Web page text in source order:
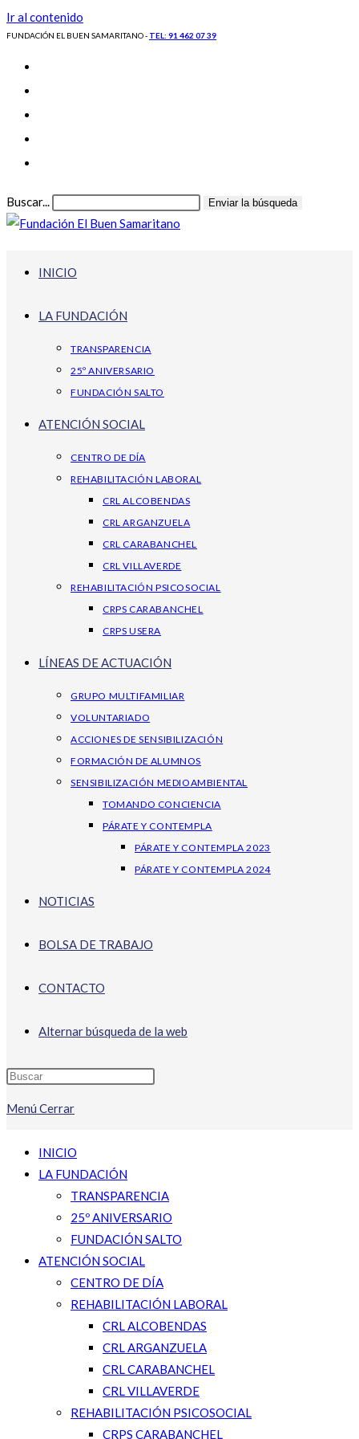
Ir al contenido
FUNDACIÓN EL BUEN SAMARITANO - TEL: 91 462 07 39
Buscar... Enviar la búsqueda
INICIO
LA FUNDACIÓN
TRANSPARENCIA
25º ANIVERSARIO
FUNDACIÓN SALTO
ATENCIÓN SOCIAL
CENTRO DE DÍA
REHABILITACIÓN LABORAL
CRL ALCOBENDAS
CRL ARGANZUELA
CRL CARABANCHEL
CRL VILLAVERDE
REHABILITACIÓN PSICOSOCIAL
CRPS CARABANCHEL
CRPS USERA
LÍNEAS DE ACTUACIÓN
GRUPO MULTIFAMILIAR
VOLUNTARIADO
ACCIONES DE SENSIBILIZACIÓN
FORMACIÓN DE ALUMNOS
SENSIBILIZACIÓN MEDIOAMBIENTAL
TOMANDO CONCIENCIA
PÁRATE Y CONTEMPLA
PÁRATE Y CONTEMPLA 2023
PÁRATE Y CONTEMPLA 2024
NOTICIAS
BOLSA DE TRABAJO
CONTACTO
Alternar búsqueda de la web
Menú Cerrar
INICIO
LA FUNDACIÓN
TRANSPARENCIA
25º ANIVERSARIO
FUNDACIÓN SALTO
ATENCIÓN SOCIAL
CENTRO DE DÍA
REHABILITACIÓN LABORAL
CRL ALCOBENDAS
CRL ARGANZUELA
CRL CARABANCHEL
CRL VILLAVERDE
REHABILITACIÓN PSICOSOCIAL
CRPS CARABANCHEL